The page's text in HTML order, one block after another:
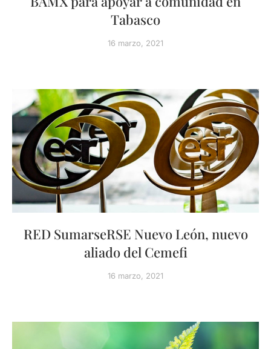
Tabasco
16 marzo, 2021
RED SumarseRSE Nuevo León, nuevo
aliado del Cemefi
16 marzo, 2021